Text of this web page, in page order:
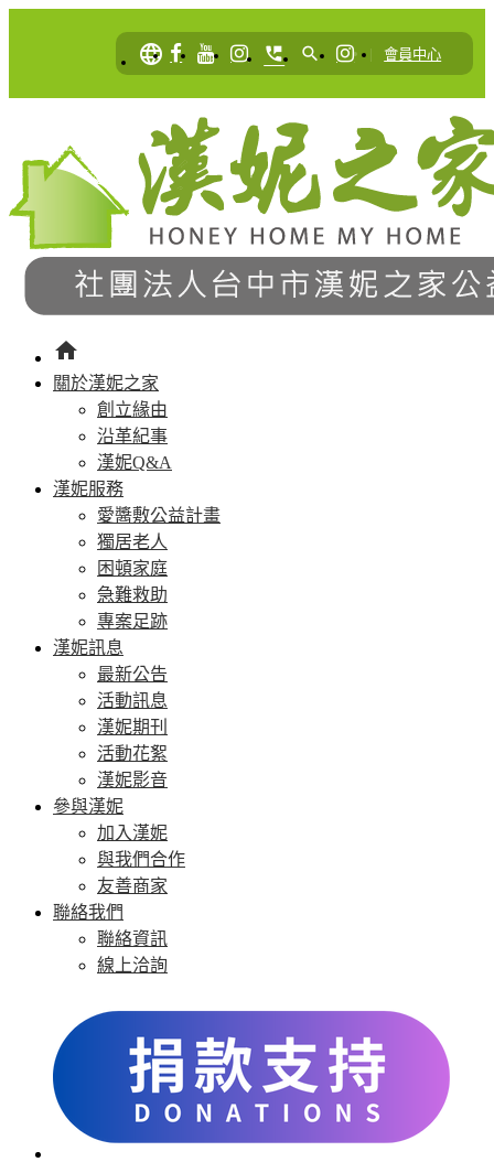
language perm_phone_msg search | 會員中心
home
關於漢妮之家
創立緣由
沿革紀事
漢妮Q&A
漢妮服務
愛醬敷公益計畫
獨居老人
困頓家庭
急難救助
專案足跡
漢妮訊息
最新公告
活動訊息
漢妮期刊
活動花絮
漢妮影音
參與漢妮
加入漢妮
與我們合作
友善商家
聯絡我們
聯絡資訊
線上洽詢